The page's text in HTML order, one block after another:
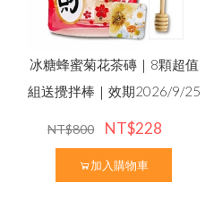
冰糖蜂蜜菊花茶磚｜8顆超值
組送攪拌棒｜效期2026/9/25
NT$800 NT$228
加入購物車